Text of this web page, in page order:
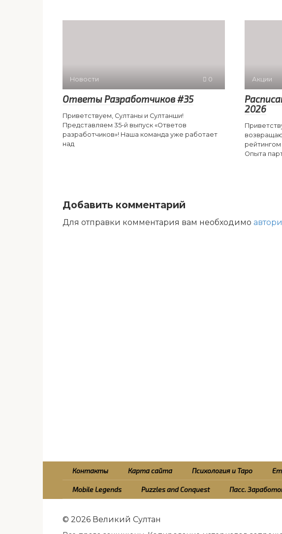
Новости 0
Ответы Разработчиков #35
Приветствуем, Султаны и Султанши!
Представляем 35-й выпуск «Ответов
разработчиков»! Наша команда уже работает
над
Акции
2026
Опыта
Добавить комментарий
Для отправки комментария вам необходимо
Контакты Карта сайта Психология и Таро
Mobile Legends Puzzles and Conquest Пасс.
© 2026 Великий Султан